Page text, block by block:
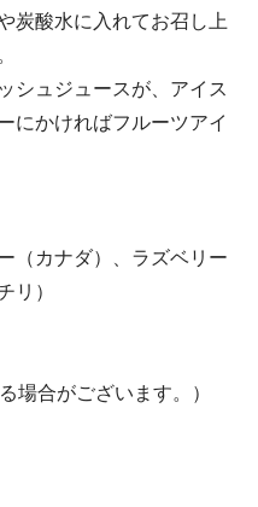
炭酸水に入れてお召し上
シュジュースが、アイス
にかければフルーツアイ
（カナダ）、ラズベリー
リ）
場合がございます。）